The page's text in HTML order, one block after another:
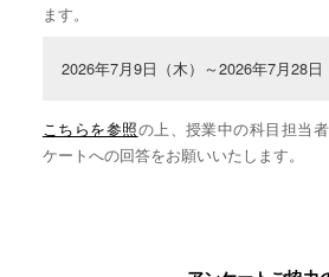
ます。
2026年7月9日（木）～2026年7月28日
こちらを参照の上、授業中の科目担当
ケートへの回答をお願いいたします。